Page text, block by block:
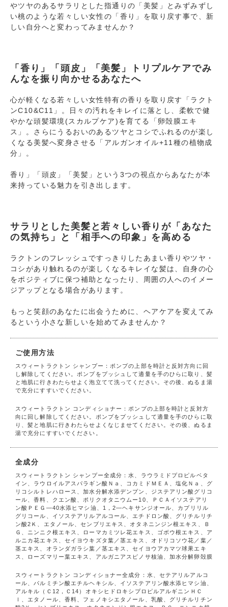
やツヤのあるサラリとした指通りの「美髪」とみずみずし
い桃のような若々しい女性の「香り」を取り戻す事で、新
しい自分へと変わってみませんか？
「香り」「頭皮」「美髪」トリプルケアでみ
んなを振り向かせるあなたへ
心が軽くなる若々しい女性特有の香りを取り戻す「ラクト
ンC10&C11」。日々の汚れをキレイに落とし、柔軟で健
やかな頭髪環境(スカルプケア)を育てる「卵殻膜エキ
ス」。さらにうるおいのあるツヤとコシでふれるのが楽し
くなる美髪へ変身させる「アルガンオイル+11種の植物成
分」。
香り」「頭皮」「美髪」という3つの視点からあなたが本
来持っている魅力を引き出します。
サラリとした美髪と若々しい香りが「あなた
の気持ち」と「相手への印象」を高める
ラクトンのフレッシュですっきりしたあまい香りやツヤ・
コシがあり触れるのが楽しくなるキレイな髪は、自身の心
をポジティブに保つ補助となったり、周囲の人へのイメー
ジアップとなる場合があります。
もっと笑顔のあなたに出会うために、ヘアケアを変えてみ
るという小さな新しいを始めてみませんか？
ご使用方法
スウィートラクトン シャンプー：ポンプの上部を時計と反対方向に回
し解除してください。ポンプをプッシュして適量を手のひらに取り、髪
と地肌に行きわたらせよく泡立てて洗ってください。その後、ぬるま湯
で充分にすすいでください。
スウィートラクトン コンディショナー：ポンプの上部を時計と反対方
向に回し解除してください。ポンプをプッシュして適量を手のひらに取
り、髪と地肌に行きわたらせよくなじませてください。その後、ぬるま
湯で充分にすすいでください。
全成分
スウィートラクトン シャンプー全成分：水、ラウラミドプロピルベタ
イン、ラウロイルアスパラギン酸Ｎａ、コカミドＭＥＡ、塩化Ｎａ、グ
リコシルトレハロース、加水分解水添デンプン、ジステアリン酸グリコ
ール、香料、クエン酸、ポリクオタニウムー10、ＰＣＡイソステアリ
ン酸ＰＥＧ―40水添ヒマシ油、1，2―ヘキサンジオール、カプリリル
グリコール、イソステアリルアルコール、エチドロン酸、グリチルリチ
ン酸2Ｋ、エタノール、センブリエキス、オタネニンジン根エキス、Ｂ
Ｇ、ニンニク根エキス、ローマカミツレ花エキス、ゴボウ根エキス、ア
ルニカ花エキス、セイヨウキズタ葉／茎エキス、オドリコソウ花／葉／
茎エキス、オランダガラシ葉／茎エキス、セイヨウアカマツ球果エキ
ス、ローズマリー葉エキス、アルガニアスピノサ核油、加水分解卵殻膜
スウィートラクトン コンディショナー全成分：水、セテアリルアルコ
ール、パルミチン酸エチルヘキシル、イソステアリン酸水添ヒマシ油、
アルキル（Ｃ12，Ｃ14）オキシヒドロキシプロピルアルギニンＨＣ
ｌ、エタノール、香料、フェノキシエタノール、乳酸、グリチルリチン